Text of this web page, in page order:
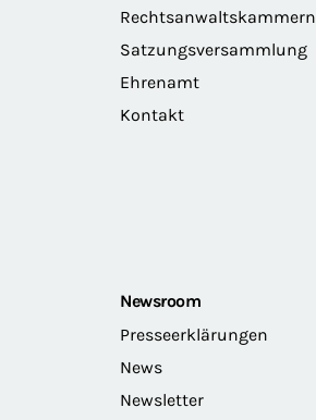
Rechtsanwaltskammern
Satzungsversammlung
Ehrenamt
Kontakt
Newsroom
Presseerklärungen
News
Newsletter